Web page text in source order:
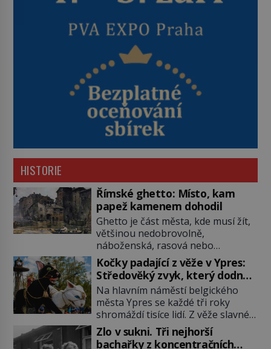
HISTORIE
Římské ghetto: Místo, kam
papež kamenem dohodil
Ghetto je část města, kde musí žít,
většinou nedobrovolně,
náboženská, rasová nebo
národnostní menšina obyvatel.
Bohaté historické zkušenosti mají s
takovým životem Židé. Už od
středověku jsou totiž v každou
chvíli nuceni v nějakém žít. Mezi ty
nejslavnější patří i římské ghetto
založené v roce 1555. Pokud jde o
vztah k Židům, nemá se Řím čím
Kočky padající z věže v Ypres:
Středověký zvyk, který dodnes
budí rozpaky
Na hlavním náměstí belgického
města Ypres se každé tři roky
shromáždí tisíce lidí. Z věže slavné
tržnice létají do davu kočky, diváci
jásají a snaží se je chytit. Naštěstí
Zlo v sukni. Tři nejhorší
bachařky z koncentračních